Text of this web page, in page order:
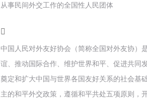
从事民间外交工作的全国性人民团体
中国人民对外友好协会（简称全国对外友协）
谊、推动国际合作、维护世界和平、促进共同
奠定和扩大中国与世界各国友好关系的社会基
主的和平外交政策，遵循和平共处五项原则，